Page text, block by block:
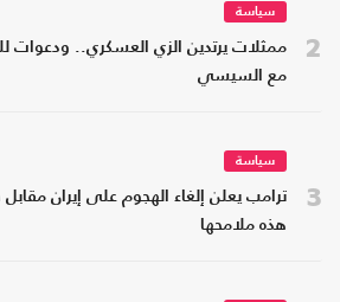
2
سياسة
ممثلات يرتدين الزي العسكري.. ودعوات
مع السيسي
3
سياسة
ترامب يعلن إلغاء الهجوم على إيران
هذه ملامحها